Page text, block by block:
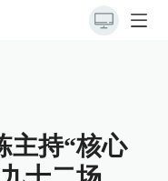
主持“核心